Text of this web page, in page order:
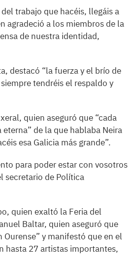
trabajo que hacéis, llegáis a
agradeció a los miembros de la
de nuestra identidad,
destacó “la fuerza y el brío de
tendréis el respaldo y
quien aseguró que “cada
de la que hablaba Neira
esa Galicia más grande”.
para poder estar con vosotros
secretario de Política
quien exaltó la Feria del
Baltar, quien aseguró que
y manifestó que en el
hasta 27 artistas importantes,